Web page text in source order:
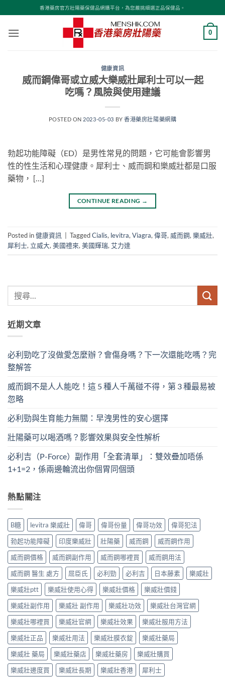
to
content
香港藥房官方壯陽藥保健品網購平台，為您嚴挑細選正品保健品。
0
健康資訊
威而鋼偉哥或立威大樂威壯犀利士可以一起
吃嗎？風險與使用建議
POSTED ON 2023-05-03 BY香港藥房壯陽藥網購
勃起功能障礙（ED）是男性常見的問題，它可能會影響男
性的性生活和心理健康。犀利士、威而鋼和樂威壯都是口服
藥物， […]
CONTINUE READING →
Posted in健康資訊 TaggedCialis, levitra, Viagra, 偉哥, 威而鋼, 樂威壯,
犀利士, 立威大, 美國禮來, 美國輝瑞, 艾力達
近期文章
必利勁吃了沒做愛怎麼辦？會傷身嗎？下一次還能吃嗎？完
整解答
威而鋼不是人人能吃！這 5 種人千萬碰不得，第 3 種最易被
忽略
必利勁與生育能力無關：早洩男性的安心選擇
壯陽藥可以喝酒嗎？影響效果與安全性解析
必利吉（P-Force）副作用「全套清單」：雙效疊加唔係
1+1=2，係兩邊輪流出你個胃同個頭
熱點關注
B糖 levitra 樂威壯 偉哥 偉哥份量 偉哥功效
偉哥犯法
勃起功能障礙
印度樂威壯 壯陽藥 威而鋼
威而鋼作用
威而鋼價格
威而鋼副作用 威而鋼哪裡買
威而鋼用法
威而鋼 醫生 處方
屈臣氏 必利勁 必利吉 日本藤素
樂威壯
樂威壯ptt
樂威壯使用心得 樂威壯價格
樂威壯價錢
樂威壯副作用
樂威壯 副作用 樂威壯功效
樂威壯台灣官網
樂威壯哪裡買
樂威壯官網 樂威壯效果
樂威壯服用方法
樂威壯正品
樂威壯用法 樂威壯膜衣錠
樂威壯藥局
樂威壯 藥局
樂威壯藥店 樂威壯藥房
樂威壯購買
樂威壯邊度買
樂威壯長期 樂威壯香港 犀利士